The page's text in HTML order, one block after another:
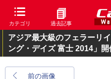
カテゴリ 過去記事
アジア最大級のフェラーリ
ング・デイズ 富士 2014」開
前の画像